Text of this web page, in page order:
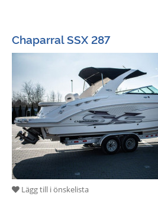
Auktioner
Båtmäklare
Service
Båtutrustning
Stulna
båtar
Experterna
Chaparral SSX 287
Lägg till i önskelista